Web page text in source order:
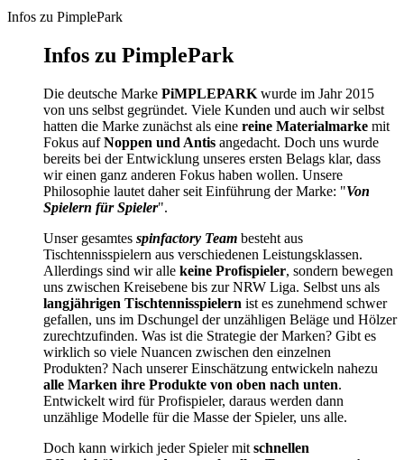
Infos zu PimplePark
Infos zu PimplePark
Die deutsche Marke PiMPLEPARK wurde im Jahr 2015
von uns selbst gegründet. Viele Kunden und auch wir selbst
hatten die Marke zunächst als eine reine Materialmarke mit
Fokus aufNoppen und Antis angedacht. Doch uns wurde
bereits bei der Entwicklung unseres ersten Belags klar, dass
wir einen ganz anderen Fokus haben wollen. Unsere
Philosophie lautet daher seit Einführung der Marke: "Von
Spielern für Spieler".
Unser gesamtes spinfactory Team besteht aus
Tischtennisspielern aus verschiedenen Leistungsklassen.
Allerdings sind wir alle keine Profispieler, sondern bewegen
uns zwischen Kreisebene bis zur NRW Liga. Selbst uns als
langjährigen Tischtennisspielern ist es zunehmend schwer
gefallen, uns im Dschungel der unzähligen Beläge und Hölzer
zurechtzufinden. Was ist die Strategie der Marken? Gibt es
wirklich so viele Nuancen zwischen den einzelnen
Produkten? Nach unserer Einschätzung entwickeln nahezu
alle Marken ihre Produkte von oben nach unten.
Entwickelt wird für Profispieler, daraus werden dann
unzählige Modelle für die Masse der Spieler, uns alle.
Doch kann wirkich jeder Spieler mit schnellen